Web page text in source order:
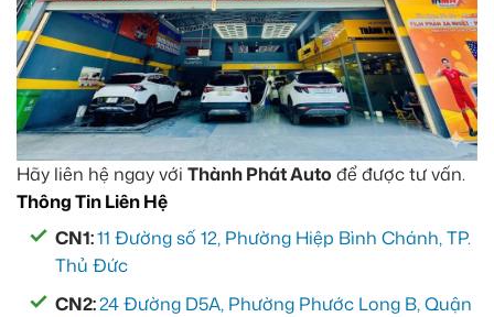
Hãy liên hệ ngay với Thành Phát Auto để được tư vấn.
Thông Tin Liên Hệ
CN1:11 Đường số 12, Phường Hiệp Bình Chánh, TP.
Thủ Đức
CN2:24 Đường D5A, Phường Phước Long B, Quận